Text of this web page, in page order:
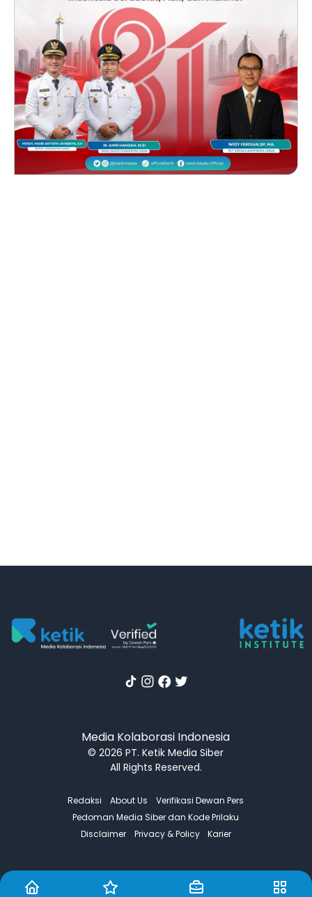
Media Kolaborasi Indonesia
© 2026 PT. Ketik Media Siber
All Rights Reserved.
Redaksi About Us
Verifikasi Dewan Pers
Pedoman Media Siber dan Kode Prilaku
Disclaimer
Privacy & Policy Karier